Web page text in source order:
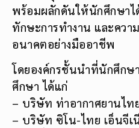
พร้อมผลักดันให้นักศึกษา
ทักษะการทำงาน และควา
อนาคตอย่างมืออาชีพ
โดยองค์กรชั้นนำที่นักศึกษ
ศึกษา ได้แก่
– บริษัท ท่าอากาศยานไท
– บริษัท ซิโน-ไทย เอ็นจีเ